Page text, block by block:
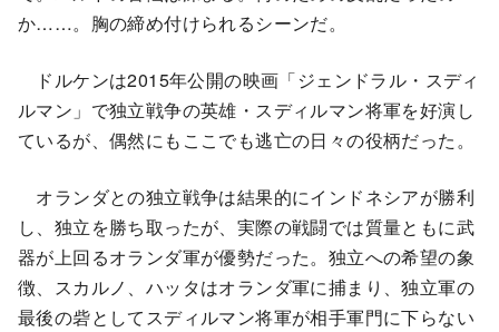
か……。胸の締め付けられるシーンだ。
ドルケンは2015年公開の映画「ジェンドラル・スディ
ルマン」で独立戦争の英雄・スディルマン将軍を好演し
ているが、偶然にもここでも逃亡の日々の役柄だった。
オランダとの独立戦争は結果的にインドネシアが勝利
し、独立を勝ち取ったが、実際の戦闘では質量ともに武
器が上回るオランダ軍が優勢だった。独立への希望の象
徴、スカルノ、ハッタはオランダ軍に捕まり、独立軍の
最後の砦としてスディルマン将軍が相手軍門に下らない